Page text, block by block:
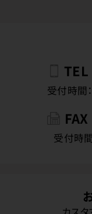
TEL
受付時間
FAX
受付時